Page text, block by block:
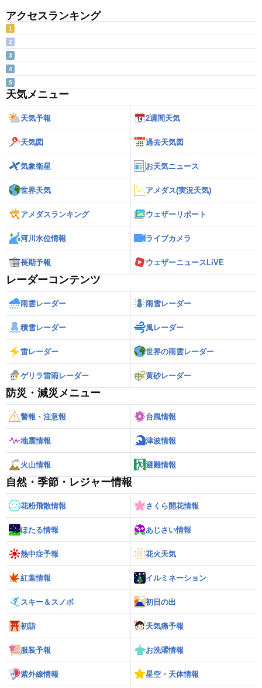
アクセスランキング
1
2
3
4
5
天気メニュー
天気予報 2週間天気
天気図 過去天気図
気象衛星 お天気ニュース
世界天気 アメダス(実況天気)
アメダスランキング ウェザーリポート
河川水位情報 ライブカメラ
長期予報 ウェザーニュースLiVE
レーダーコンテンツ
雨雲レーダー 雨雪レーダー
積雪レーダー 風レーダー
雷レーダー 世界の雨雲レーダー
ゲリラ雷雨レーダー 黄砂レーダー
防災・減災メニュー
警報・注意報 台風情報
地震情報 津波情報
火山情報 避難情報
自然・季節・レジャー情報
花粉飛散情報 さくら開花情報
ほたる情報 あじさい情報
熱中症予報 花火天気
紅葉情報 イルミネーション
スキー＆スノボ 初日の出
初詣 天気痛予報
服装予報 お洗濯情報
紫外線情報 星空・天体情報